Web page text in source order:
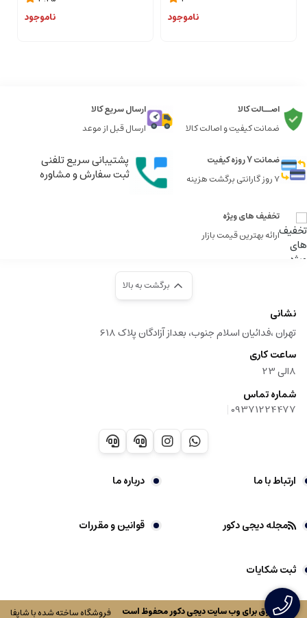
ناموجود ناموجود
اصــالت کالا
ضمانت کیفیت و اصالت کالا
ارسال سریع کالا
ارسال قبل از موعد
ضمانت 7 روزه کیفیت
7 روز گارانتی برگشت هزینه
پشتیبانی سریع تلفنی
ثبت سفارش و مشاوره
تخفیف های ویژه
ارائه بهترین قیمت بازار
برگشت به بالا
نشانی
تهران ،فدائیان اسلام جنوب، بعداز آزادگان پلاک 618
ساعت کاری
8الی 23
شماره تماس
09371224477
|
ارتباط با ما درباره ما
مجله دیجی دکور قوانین و مقررات
ثبت شکایات
کلیه حقوق برای وب سایتدیجی دکورمحفوظ است فروشگاه ساخته شده با شاپفا